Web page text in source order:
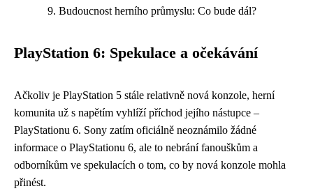
Budoucnost herního průmyslu: Co bude dál?
PlayStation 6: Spekulace a očekávání
Ačkoliv je PlayStation 5 stále relativně nová konzole, herní
komunita už s napětím vyhlíží příchod jejího nástupce –
PlayStationu 6. Sony zatím oficiálně neoznámilo žádné
informace o PlayStationu 6, ale to nebrání fanouškům a
odborníkům ve spekulacích o tom, co by nová konzole mohla
přinést.